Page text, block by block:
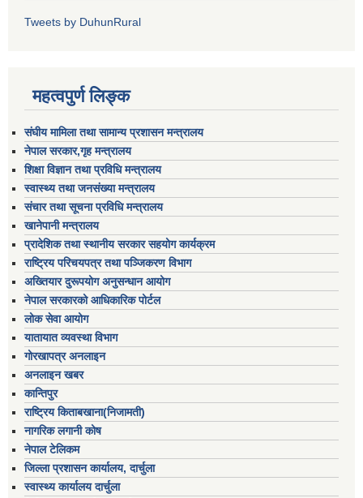
Tweets by DuhunRural
महत्वपुर्ण लिङ्क
संघीय मामिला तथा सामान्य प्रशासन मन्त्रालय
नेपाल सरकार,गृह मन्त्रालय
शिक्षा विज्ञान तथा प्रविधि मन्त्रालय
स्वास्थ्य तथा जनसंख्या मन्त्रालय
संचार तथा सूचना प्रविधि मन्त्रालय
खानेपानी मन्त्रालय
प्रादेशिक तथा स्थानीय सरकार सहयोग कार्यक्रम
राष्ट्रिय परिचयपत्र तथा पञ्जिकरण विभाग
अख्तियार दुरूपयोग अनुसन्धान आयोग
नेपाल सरकारको आधिकारिक पोर्टल
लोक सेवा आयोग
यातायात व्यवस्था विभाग
गोरखापत्र अनलाइन
अनलाइन खबर
कान्तिपुर
राष्ट्रिय किताबखाना(निजामती)
नागरिक लगानी कोष
नेपाल टेलिकम
जिल्ला प्रशासन कार्यालय, दार्चुला
स्वास्थ्य कार्यालय दार्चुला